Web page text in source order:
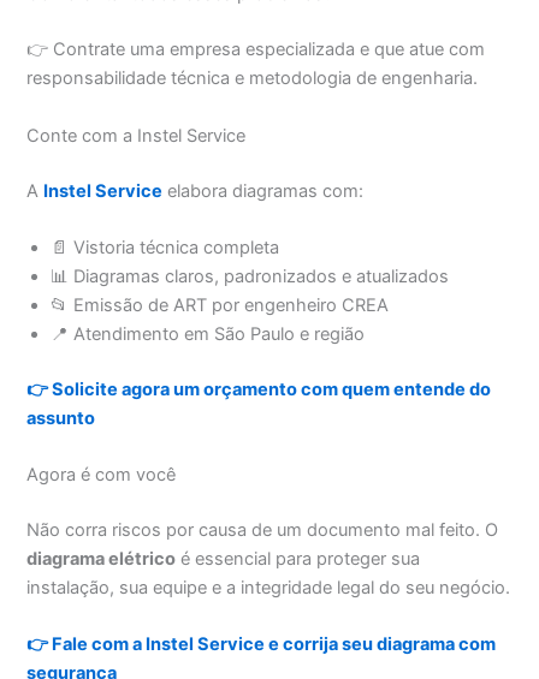
👉 Contrate uma empresa especializada e que atue com
responsabilidade técnica e metodologia de engenharia.
Conte com a Instel Service
A Instel Service elabora diagramas com:
📄 Vistoria técnica completa
📊 Diagramas claros, padronizados e atualizados
📂 Emissão de ART por engenheiro CREA
📍 Atendimento em São Paulo e região
👉 Solicite agora um orçamento com quem entende do
assunto
Agora é com você
Não corra riscos por causa de um documento mal feito. O
diagrama elétrico é essencial para proteger sua
instalação, sua equipe e a integridade legal do seu negócio.
👉 Fale com a Instel Service e corrija seu diagrama com
segurança